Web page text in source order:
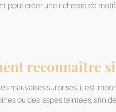
pour créer une richesse de
reconnaître
mauvaises surprises, il est
ou des jaspes teintées, afin